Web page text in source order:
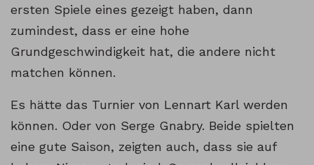
ersten Spiele eines gezeigt haben, dann
zumindest, dass er eine hohe
Grundgeschwindigkeit hat, die andere nicht
matchen können.
Es hätte das Turnier von Lennart Karl werden
können. Oder von Serge Gnabry. Beide spielten
eine gute Saison, zeigten auch, dass sie auf